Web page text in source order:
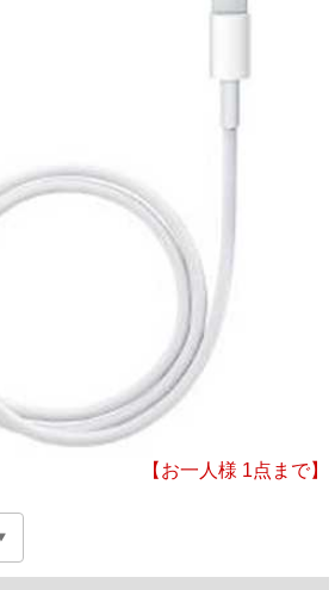
【お一人様 1点まで】